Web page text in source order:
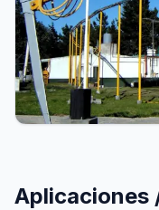
Aplicaciones